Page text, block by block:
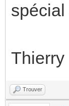
Thierry
Trouver